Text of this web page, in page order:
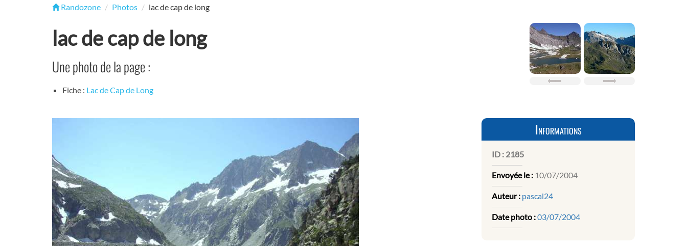
Randozone Photos lac de cap de long
lac de cap de long
Une photo de la page :
Fiche : Lac de Cap de Long
Informations
ID : 2185
Envoyée le : 10/07/2004
Auteur : pascal24
Date photo :03/07/2004